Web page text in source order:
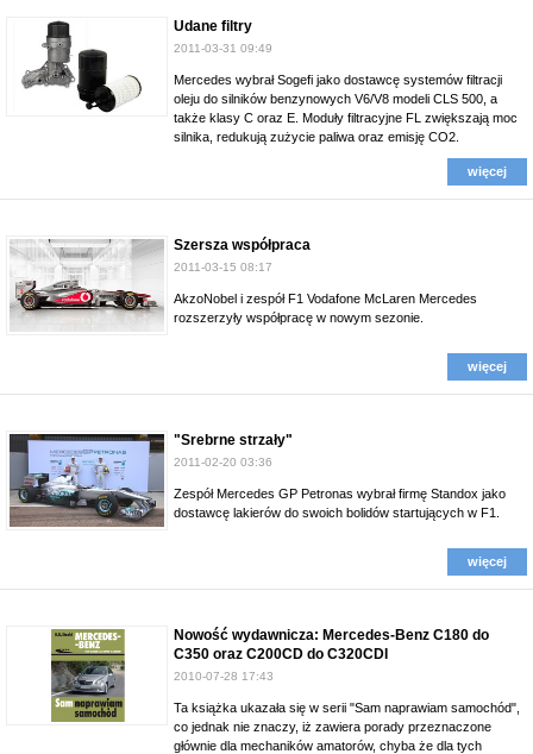
Udane filtry
2011-03-31 09:49
Mercedes wybrał Sogefi jako dostawcę systemów filtracji
oleju do silników benzynowych V6/V8 modeli CLS 500, a
także klasy C oraz E. Moduły filtracyjne FL zwiększają moc
silnika, redukują zużycie paliwa oraz emisję CO2.
więcej
Szersza współpraca
2011-03-15 08:17
AkzoNobel i zespół F1 Vodafone McLaren Mercedes
rozszerzyły współpracę w nowym sezonie.
więcej
"Srebrne strzały"
2011-02-20 03:36
Zespół Mercedes GP Petronas wybrał firmę Standox jako
dostawcę lakierów do swoich bolidów startujących w F1.
więcej
Nowość wydawnicza: Mercedes-Benz C180 do
C350 oraz C200CD do C320CDI
2010-07-28 17:43
Ta książka ukazała się w serii "Sam naprawiam samochód",
co jednak nie znaczy, iż zawiera porady przeznaczone
głównie dla mechaników amatorów, chyba że dla tych